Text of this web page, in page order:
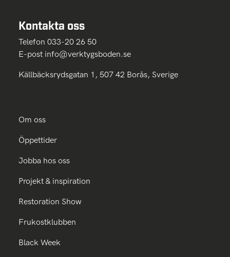
Kontakta oss
Telefon 033-20 26 50
E-post info@verktygsboden.se
Källbäcksrydsgatan 1, 507 42 Borås, Sverige
Om oss
Öppettider
Jobba hos oss
Projekt & inspiration
Restoration Show
Frukostklubben
Black Week